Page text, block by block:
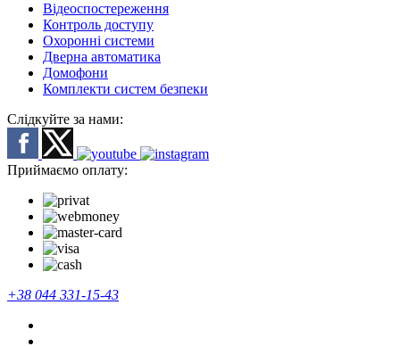
Відеоспостереження
Контроль доступу
Охоронні системи
Дверна автоматика
Домофони
Комплекти систем безпеки
Слідкуйте за нами:
Приймаємо оплату:
+38 044 331-15-43